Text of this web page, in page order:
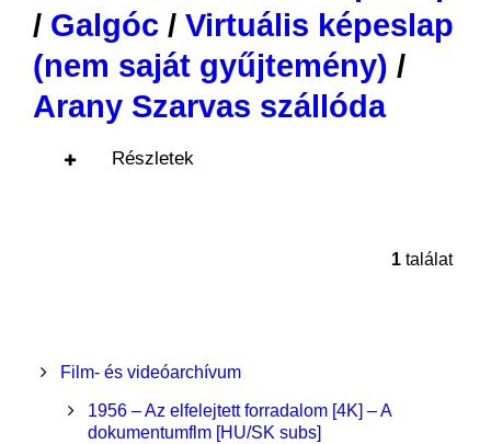
/ Galgóc / Virtuális képeslap
(nem saját gyűjtemény) /
Arany Szarvas szállóda
Részletek
1 találat
Film- és videóarchívum
1956 – Az elfelejtett forradalom [4K] – A
dokumentumflm [HU/SK subs]